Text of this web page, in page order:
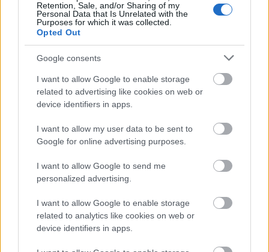
Retention, Sale, and/or Sharing of my
Personal Data that Is Unrelated with the
Purposes for which it was collected.
Opted Out
Google consents
I want to allow Google to enable storage
related to advertising like cookies on web or
device identifiers in apps.
I want to allow my user data to be sent to
Google for online advertising purposes.
I want to allow Google to send me
personalized advertising.
I want to allow Google to enable storage
related to analytics like cookies on web or
device identifiers in apps.
Találkozó az alagútban az ellen-kabincsoporttal.
Hogy elférjenek egymás mellett, itt a felső
sínrendszer kiszélesedik( ski.inmontanis.info).